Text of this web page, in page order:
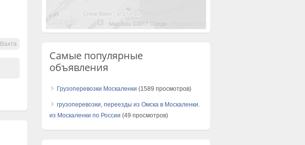
Вахта
Самые популярные
объявления
Грузоперевозки Москаленки (1589 просмотров)
грузоперевозки, переезды из Омска в Москаленки.
из Москаленки по России (49 просмотров)